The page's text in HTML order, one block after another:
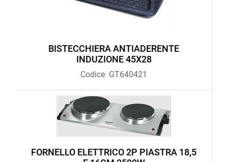
BISTECCHIERA ANTIADERENTE
INDUZIONE 45X28
Codice GT640421
FORNELLO ELETTRICO 2P PIASTRA 18,5